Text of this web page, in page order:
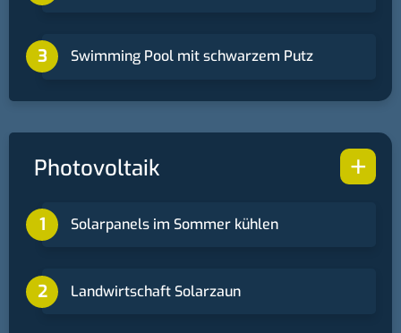
Swimming Pool mit schwarzem Putz
+
Photovoltaik
Solarpanels im Sommer kühlen
Landwirtschaft Solarzaun